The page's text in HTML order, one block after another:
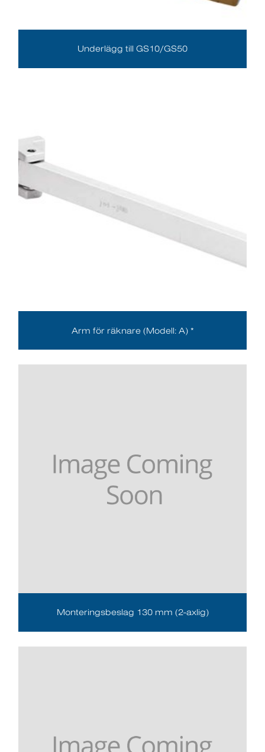
Underlägg till GS10/GS50
Arm för räknare (Modell: A) *
Monteringsbeslag 130 mm (2-axlig)